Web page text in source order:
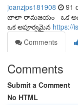
joanzjps181908 91
బాలా రామజయం - ఒక
ఒక అపూర్వమైన https://
Comments
Comments
Submit a Comment
No HTML